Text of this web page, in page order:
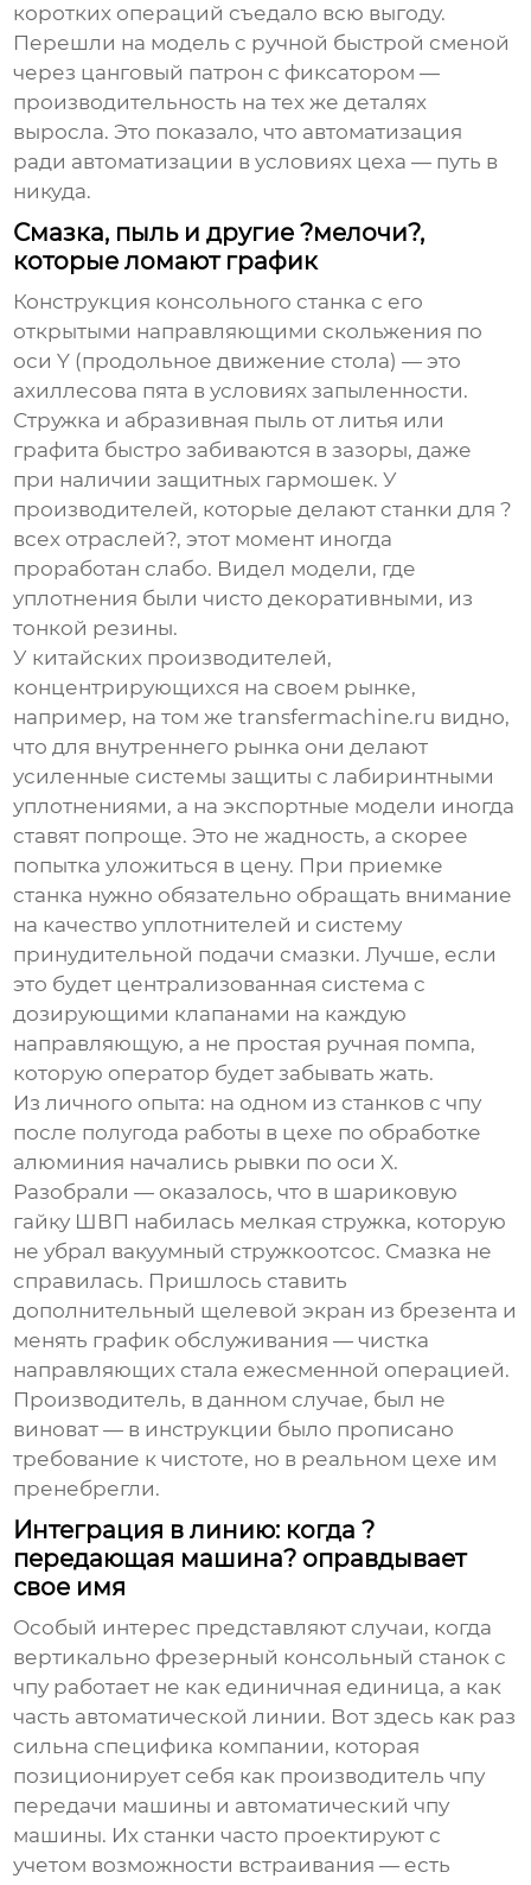
коротких операций съедало всю выгоду.
Перешли на модель с ручной быстрой сменой
через цанговый патрон с фиксатором —
производительность на тех же деталях
выросла. Это показало, что автоматизация
ради автоматизации в условиях цеха — путь в
никуда.
Смазка, пыль и другие ?мелочи?,
которые ломают график
Конструкция консольного станка с его
открытыми направляющими скольжения по
оси Y (продольное движение стола) — это
ахиллесова пята в условиях запыленности.
Стружка и абразивная пыль от литья или
графита быстро забиваются в зазоры, даже
при наличии защитных гармошек. У
производителей, которые делают станки для ?
всех отраслей?, этот момент иногда
проработан слабо. Видел модели, где
уплотнения были чисто декоративными, из
тонкой резины.
У китайских производителей,
концентрирующихся на своем рынке,
например, на том жеtransfermachine.ru видно,
что для внутреннего рынка они делают
усиленные системы защиты с лабиринтными
уплотнениями, а на экспортные модели иногда
ставят попроще. Это не жадность, а скорее
попытка уложиться в цену. При приемке
станка нужно обязательно обращать внимание
на качество уплотнителей и систему
принудительной подачи смазки. Лучше, если
это будет централизованная система с
дозирующими клапанами на каждую
направляющую, а не простая ручная помпа,
которую оператор будет забывать жать.
Из личного опыта: на одном из станков с чпу
после полугода работы в цехе по обработке
алюминия начались рывки по оси X.
Разобрали — оказалось, что в шариковую
гайку ШВП набилась мелкая стружка, которую
не убрал вакуумный стружкоотсос. Смазка не
справилась. Пришлось ставить
дополнительный щелевой экран из брезента и
менять график обслуживания — чистка
направляющих стала ежесменной операцией.
Производитель, в данном случае, был не
виноват — в инструкции было прописано
требование к чистоте, но в реальном цехе им
пренебрегли.
Интеграция в линию: когда ?
передающая машина? оправдывает
свое имя
Особый интерес представляют случаи, когда
вертикально фрезерный консольный станок с
чпу работает не как единичная единица, а как
часть автоматической линии. Вот здесь как раз
сильна специфика компании, которая
позиционирует себя как производительчпу
передачи машины и автоматический чпу
машины. Их станки часто проектируют с
учетом возможности встраивания — есть